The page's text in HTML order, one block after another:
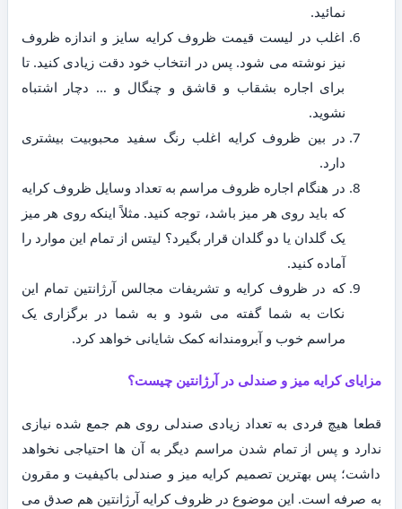
نمائید.
اغلب در لیست قیمت ظروف کرایه سایز و اندازه ظروف
نیز نوشته می شود. پس در انتخاب خود دقت زیادی کنید. تا
برای اجاره بشقاب و قاشق و چنگال و … دچار اشتباه
نشوید.
در بین ظروف کرایه اغلب رنگ سفید محبوبیت بیشتری
دارد.
در هنگام اجاره ظروف مراسم به تعداد وسایل ظروف کرایه
که باید روی هر میز باشد، توجه کنید. مثلاً اینکه روی هر میز
یک گلدان یا دو گلدان قرار بگیرد؟ لیتس از تمام این موارد را
آماده کنید.
که در ظروف کرایه و تشریفات مجالس آرژانتین تمام این
نکات به شما گفته می شود و به شما در برگزاری یک
مراسم خوب و آبرومندانه کمک شایانی خواهد کرد.
مزایای کرایه میز و صندلی در آرژانتین چیست؟
قطعا هیچ فردی به تعداد زیادی صندلی روی هم جمع شده نیازی
ندارد و پس از تمام شدن مراسم دیگر به آن ها احتیاجی نخواهد
داشت؛ پس بهترین تصمیم کرایه میز و صندلی باکیفیت و مقرون
به صرفه است. این موضوع در ظروف کرایه آرژانتین هم صدق می